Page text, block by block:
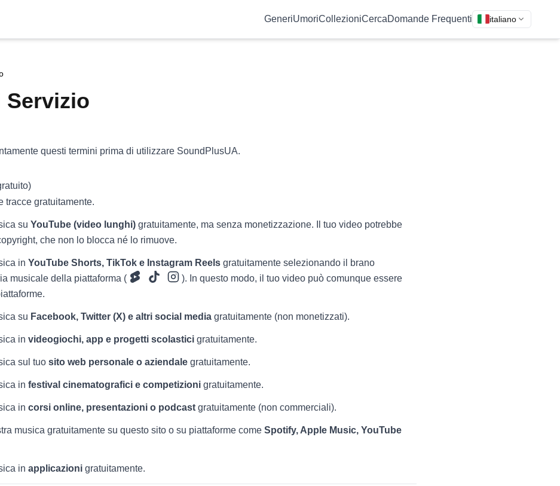
GeneriUmoriCollezioniCercaDomande Frequenti italiano
Servizio
questi termini prima di utilizzare SoundPlusUA.
tracce gratuitamente.
su YouTube (video lunghi) gratuitamente, ma senza monetizzazione. Il tuo video potrebbe
che non lo blocca né lo rimuove.
in YouTube Shorts, TikTok e Instagram Reels gratuitamente selezionando il brano
musicale della piattaforma (
). In questo modo, il tuo video può comunque essere
su Facebook, Twitter (X) e altri social media gratuitamente (non monetizzati).
in videogiochi, app e progetti scolastici gratuitamente.
sul tuo sito web personale o aziendale gratuitamente.
in festival cinematografici e competizioni gratuitamente.
in corsi online, presentazioni o podcast gratuitamente (non commerciali).
musica gratuitamente su questo sito o su piattaforme come Spotify, Apple Music, YouTube
in applicazioni gratuitamente.